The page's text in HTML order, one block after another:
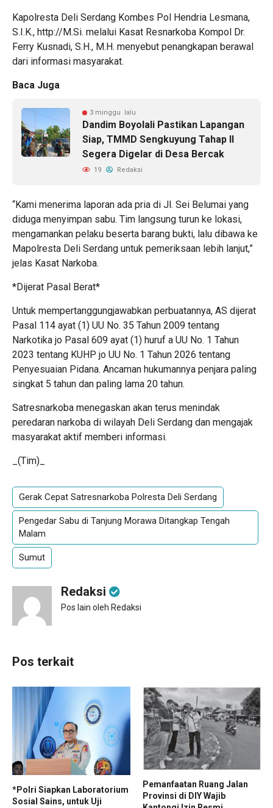
Kapolresta Deli Serdang Kombes Pol Hendria Lesmana,
S.I.K., http://M.Si. melalui Kasat Resnarkoba Kompol Dr.
Ferry Kusnadi, S.H., M.H. menyebut penangkapan berawal
dari informasi masyarakat.
Baca Juga
3 minggu lalu
Dandim Boyolali Pastikan Lapangan
Siap, TMMD Sengkuyung Tahap II
Segera Digelar di Desa Bercak
19 Redaksi
“Kami menerima laporan ada pria di Jl. Sei Belumai yang
diduga menyimpan sabu. Tim langsung turun ke lokasi,
mengamankan pelaku beserta barang bukti, lalu dibawa ke
Mapolresta Deli Serdang untuk pemeriksaan lebih lanjut,”
jelas Kasat Narkoba.
*Dijerat Pasal Berat*
Untuk mempertanggungjawabkan perbuatannya, AS dijerat
Pasal 114 ayat (1) UU No. 35 Tahun 2009 tentang
Narkotika jo Pasal 609 ayat (1) huruf a UU No. 1 Tahun
2023 tentang KUHP jo UU No. 1 Tahun 2026 tentang
Penyesuaian Pidana. Ancaman hukumannya penjara paling
singkat 5 tahun dan paling lama 20 tahun.
Satresnarkoba menegaskan akan terus menindak
peredaran narkoba di wilayah Deli Serdang dan mengajak
masyarakat aktif memberi informasi.
_(Tim)_
Gerak Cepat Satresnarkoba Polresta Deli Serdang
Pengedar Sabu di Tanjung Morawa Ditangkap Tengah
Malam
Sumut
Redaksi
Pos lain oleh Redaksi
Pos terkait
*Polri Siapkan Laboratorium
Sosial Sains, untuk Uji
Pemanfaatan Ruang Jalan
Provinsi di DIY Wajib